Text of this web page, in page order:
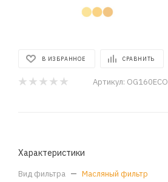
В ИЗБРАННОЕ СРАВНИТЬ
Артикул: OG160ECO
Характеристики
Вид фильтра — Масляный фильтр